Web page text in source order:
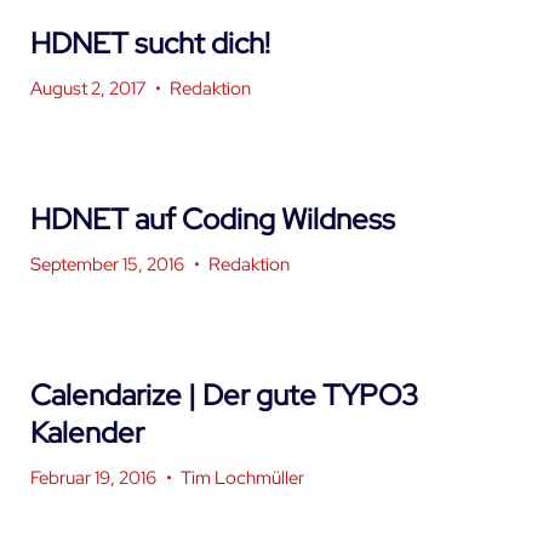
HDNET sucht dich!
August 2, 2017 • Redaktion
HDNET auf Coding Wildness
September 15, 2016 • Redaktion
Calendarize | Der gute TYPO3
Kalender
Februar 19, 2016 • Tim Lochmüller